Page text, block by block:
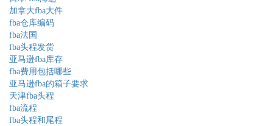
加拿大fba大件
fba仓库编码
fba法国
fba头程发货
亚马逊fba库存
fba费用包括哪些
亚马逊fba的箱子要求
天津fba头程
fba流程
fba头程和尾程